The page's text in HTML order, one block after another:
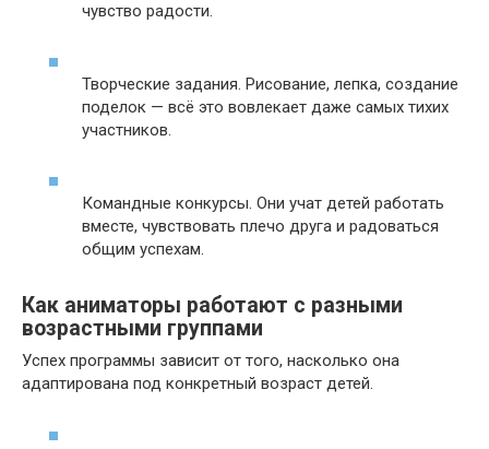
чувство радости.
Творческие задания. Рисование, лепка, создание
поделок — всё это вовлекает даже самых тихих
участников.
Командные конкурсы. Они учат детей работать
вместе, чувствовать плечо друга и радоваться
общим успехам.
Как аниматоры работают с разными
возрастными группами
Успех программы зависит от того, насколько она
адаптирована под конкретный возраст детей.